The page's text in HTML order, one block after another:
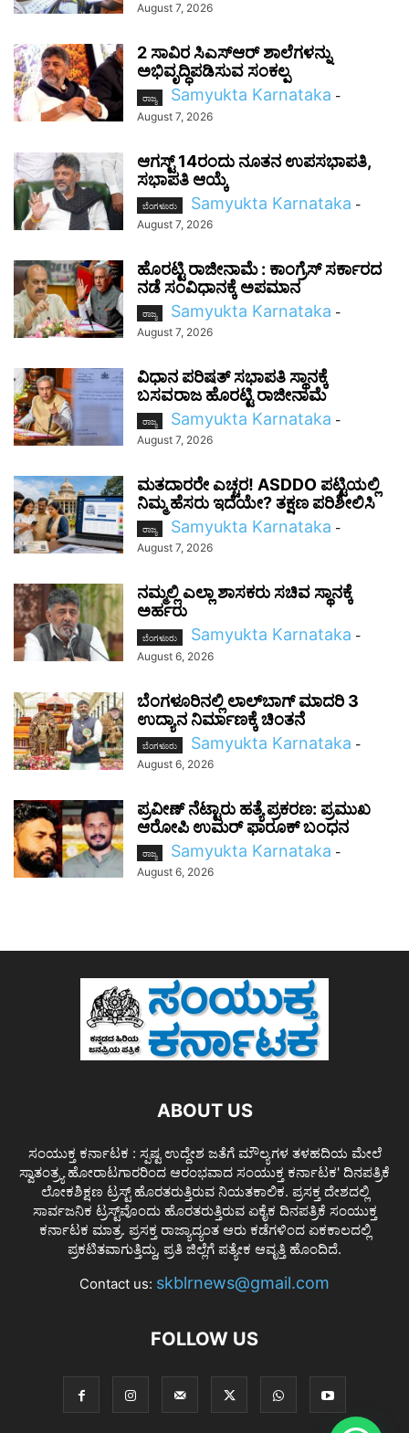
August 7, 2026
2 ಸಾವಿರ ಸಿಎಸ್‌ಆರ್ ಶಾಲೆಗಳನ್ನು
ಅಭಿವೃದ್ಧಿಪಡಿಸುವ ಸಂಕಲ್ಪ
ರಾಜ್ಯ Samyukta Karnataka -
August 7, 2026
ಆಗಸ್ಟ್ 14ರಂದು ನೂತನ ಉಪಸಭಾಪತಿ,
ಸಭಾಪತಿ ಆಯ್ಕೆ
ಬೆಂಗಳೂರು Samyukta Karnataka -
August 7, 2026
ಹೊರಟ್ಟಿ ರಾಜೀನಾಮೆ : ಕಾಂಗ್ರೆಸ್ ಸರ್ಕಾರದ
ನಡೆ ಸಂವಿಧಾನಕ್ಕೆ ಅಪಮಾನ
ರಾಜ್ಯ Samyukta Karnataka -
August 7, 2026
ವಿಧಾನ ಪರಿಷತ್ ಸಭಾಪತಿ ಸ್ಥಾನಕ್ಕೆ
ಬಸವರಾಜ ಹೊರಟ್ಟಿ ರಾಜೀನಾಮೆ
ರಾಜ್ಯ Samyukta Karnataka -
August 7, 2026
ಮತದಾರರೇ ಎಚ್ಚರ! ASDDO ಪಟ್ಟಿಯಲ್ಲಿ
ನಿಮ್ಮ ಹೆಸರು ಇದೆಯೇ? ತಕ್ಷಣ ಪರಿಶೀಲಿಸಿ
ರಾಜ್ಯ Samyukta Karnataka -
August 7, 2026
ನಮ್ಮಲ್ಲಿ ಎಲ್ಲಾ ಶಾಸಕರು ಸಚಿವ ಸ್ಥಾನಕ್ಕೆ
ಅರ್ಹರು
ಬೆಂಗಳೂರು Samyukta Karnataka -
August 6, 2026
ಬೆಂಗಳೂರಿನಲ್ಲಿ ಲಾಲ್‌ಬಾಗ್ ಮಾದರಿ 3
ಉದ್ಯಾನ ನಿರ್ಮಾಣಕ್ಕೆ ಚಿಂತನೆ
ಬೆಂಗಳೂರು Samyukta Karnataka -
August 6, 2026
ಪ್ರವೀಣ್ ನೆಟ್ಟಾರು ಹತ್ಯೆ ಪ್ರಕರಣ: ಪ್ರಮುಖ
ಆರೋಪಿ ಉಮರ್ ಫಾರೂಕ್ ಬಂಧನ
ರಾಜ್ಯ Samyukta Karnataka -
August 6, 2026
ABOUT US
ಸಂಯುಕ್ತ ಕರ್ನಾಟಕ : ಸ್ಪಷ್ಟ ಉದ್ದೇಶ ಜತೆಗೆ ಮೌಲ್ಯಗಳ ತಳಹದಿಯ ಮೇಲೆ
ಸ್ವಾತಂತ್ರ್ಯ ಹೋರಾಟಗಾರರಿಂದ ಆರಂಭವಾದ ಸಂಯುಕ್ತ ಕರ್ನಾಟಕ' ದಿನಪತ್ರಿಕೆ
ಲೋಕಶಿಕ್ಷಣ ಟ್ರಸ್ಟ್ ಹೊರತರುತ್ತಿರುವ ನಿಯತಕಾಲಿಕ. ಪ್ರಸಕ್ತ ದೇಶದಲ್ಲಿ
ಸಾರ್ವಜನಿಕ ಟ್ರಸ್ಟ್‌ವೊಂದು ಹೊರತರುತ್ತಿರುವ ಏಕೈಕ ದಿನಪತ್ರಿಕೆ ಸಂಯುಕ್ತ
ಕರ್ನಾಟಕ ಮಾತ್ರ. ಪ್ರಸಕ್ತ ರಾಜ್ಯಾದ್ಯಂತ ಆರು ಕಡೆಗಳಿಂದ ಏಕಕಾಲದಲ್ಲಿ
ಪ್ರಕಟಿತವಾಗುತ್ತಿದ್ದು, ಪ್ರತಿ ಜಿಲ್ಲೆಗೆ ಪತ್ಯೇಕ ಆವೃತ್ತಿ ಹೊಂದಿದೆ.
Contact us: skblrnews@gmail.com
FOLLOW US